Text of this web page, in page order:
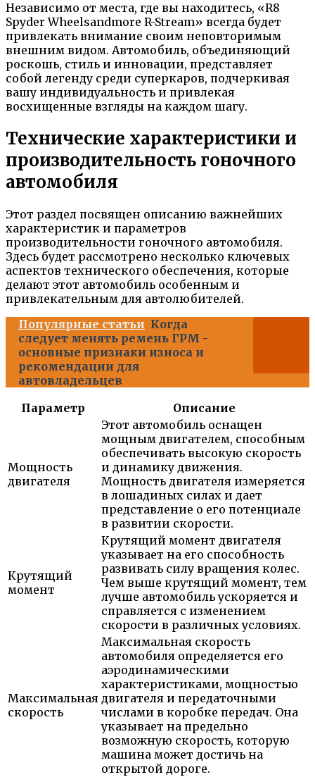
Независимо от места, где вы находитесь, «R8
Spyder Wheelsandmore R-Stream» всегда будет
привлекать внимание своим неповторимым
внешним видом. Автомобиль, объединяющий
роскошь, стиль и инновации, представляет
собой легенду среди суперкаров, подчеркивая
вашу индивидуальность и привлекая
восхищенные взгляды на каждом шагу.
Технические характеристики и
производительность гоночного
автомобиля
Этот раздел посвящен описанию важнейших
характеристик и параметров
производительности гоночного автомобиля.
Здесь будет рассмотрено несколько ключевых
аспектов технического обеспечения, которые
делают этот автомобиль особенным и
привлекательным для автолюбителей.
Популярные статьи Когда
следует менять ремень ГРМ -
основные признаки износа и
рекомендации для
автовладельцев
Параметр
Описание
Мощность
двигателя
Этот автомобиль оснащен
мощным двигателем, способным
обеспечивать высокую скорость
и динамику движения.
Мощность двигателя измеряется
в лошадиных силах и дает
представление о его потенциале
в развитии скорости.
Крутящий
момент
Крутящий момент двигателя
указывает на его способность
развивать силу вращения колес.
Чем выше крутящий момент, тем
лучше автомобиль ускоряется и
справляется с изменением
скорости в различных условиях.
Максимальная
скорость
Максимальная скорость
автомобиля определяется его
аэродинамическими
характеристиками, мощностью
двигателя и передаточными
числами в коробке передач. Она
указывает на предельно
возможную скорость, которую
машина может достичь на
открытой дороге.